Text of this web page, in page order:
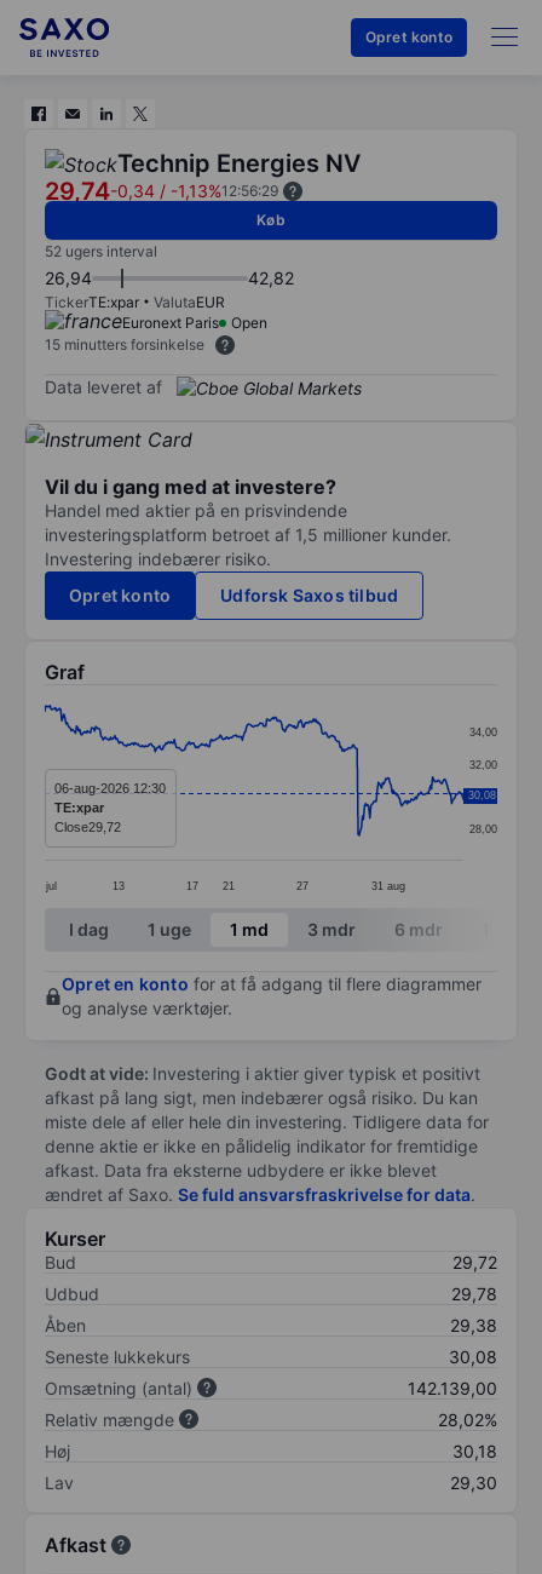
Opret konto
Technip Energies NV
29,74-0,34 / -1,13%12:56:29
Køb
52 ugers interval
26,94 42,82
TickerTE:xpar ValutaEUR
Euronext Paris
Open
15 minutters forsinkelse
Data leveret af
Vil du i gang med at investere?
Handel med aktier på en prisvindende
investeringsplatform betroet af 1,5 millioner kunder.
Investering indebærer risiko.
Opret konto
Udforsk Saxos tilbud
Graf
Line chart with 395 data points.
The chart has 1 X axis displaying categories.
The chart has 1 Y axis displaying values. Data
jul 13 17 21 27 31 aug
28,00
30,00
32,00
34,00
30,08
06-aug-2026 12:30
TE:xpar
Close29,72
End of interactive chart.
I dag 1 uge 1 md 3 mdr 6 mdr
Opret en konto for at få adgang til flere diagrammer
og analyse værktøjer.
Godt at vide: Investering i aktier giver typisk et positivt
afkast på lang sigt, men indebærer også risiko. Du kan
miste dele af eller hele din investering. Tidligere data for
denne aktie er ikke en pålidelig indikator for fremtidige
afkast. Data fra eksterne udbydere er ikke blevet
ændret af Saxo. Se fuld ansvarsfraskrivelse for data.
Kurser
Bud
29,72
Udbud
29,78
Åben
29,38
Seneste lukkekurs
30,08
Omsætning (antal)
142.139,00
Relativ mængde
28,02%
Høj
30,18
Lav
29,30
Afkast